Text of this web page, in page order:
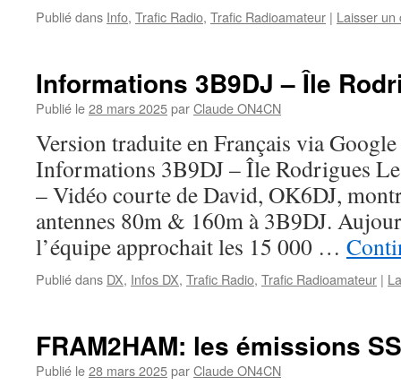
Publié dans Info, Trafic Radio, Trafic Radioamateur | Laisser un
Informations 3B9DJ – Île
Publié le28 mars 2025parClaude ON4CN
Version traduite en Français via
Informations 3B9DJ – Île Rodrigues
– Vidéo courte de David, OK6DJ,
antennes 80m & 160m à 3B9DJ.
l’équipe approchait les 15 000 …
Publié dans DX, Infos DX, Trafic Radio, Trafic Radioamateur |
FRAM2HAM: les émissions
Publié le28 mars 2025parClaude ON4CN